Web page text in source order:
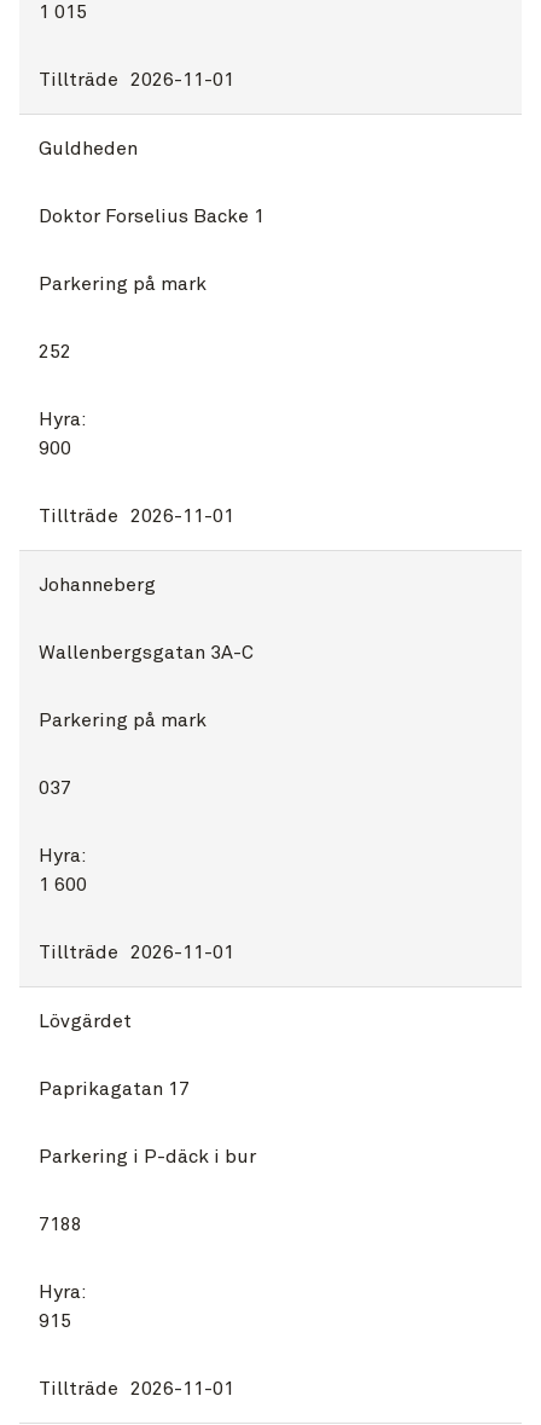
1 015
Tillträde 2026-11-01
Guldheden
Doktor Forselius Backe 1
Parkering på mark
252
Hyra:
900
Tillträde 2026-11-01
Johanneberg
Wallenbergsgatan 3A-C
Parkering på mark
037
Hyra:
1 600
Tillträde 2026-11-01
Lövgärdet
Paprikagatan 17
Parkering i P-däck i bur
7188
Hyra:
915
Tillträde 2026-11-01